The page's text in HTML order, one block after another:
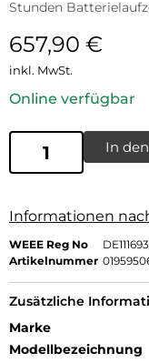
Stunden
657,90 €
inkl. MwSt.
Online verfügbar
In
Informationen
WEEE Reg No
Artikelnummer
Zusätzliche
Marke
Modellbezeichnung